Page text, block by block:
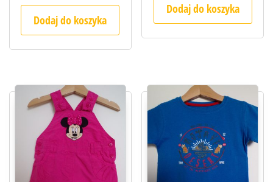
Dodaj do koszyka
Dodaj do koszyka